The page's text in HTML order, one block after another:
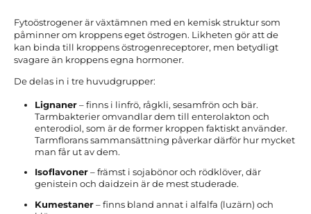
Fytoöstrogener är växtämnen med en kemisk struktur som
påminner om kroppens eget östrogen. Likheten gör att de
kan binda till kroppens östrogenreceptorer, men betydligt
svagare än kroppens egna hormoner.
De delas in i tre huvudgrupper:
Lignaner – finns i linfrö, rågkli, sesamfrön och bär.
Tarmbakterier omvandlar dem till enterolakton och
enterodiol, som är de former kroppen faktiskt använder.
Tarmflorans sammansättning påverkar därför hur mycket
man får ut av dem.
Isoflavoner – främst i sojabönor och rödklöver, där
genistein och daidzein är de mest studerade.
Kumestaner – finns bland annat i alfalfa (luzärn) och